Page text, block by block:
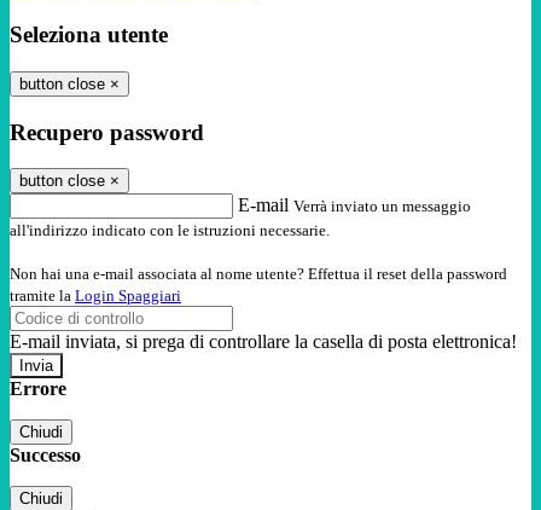
Seleziona utente
button close ×
Recupero password
button close ×
E-mail Verrà inviato un messaggio
all'indirizzo indicato con le istruzioni necessarie.
Non hai una e-mail associata al nome utente? Effettua il reset della password
tramite la Login Spaggiari
E-mail inviata, si prega di controllare la casella di posta elettronica!
Errore
Chiudi
Successo
Chiudi